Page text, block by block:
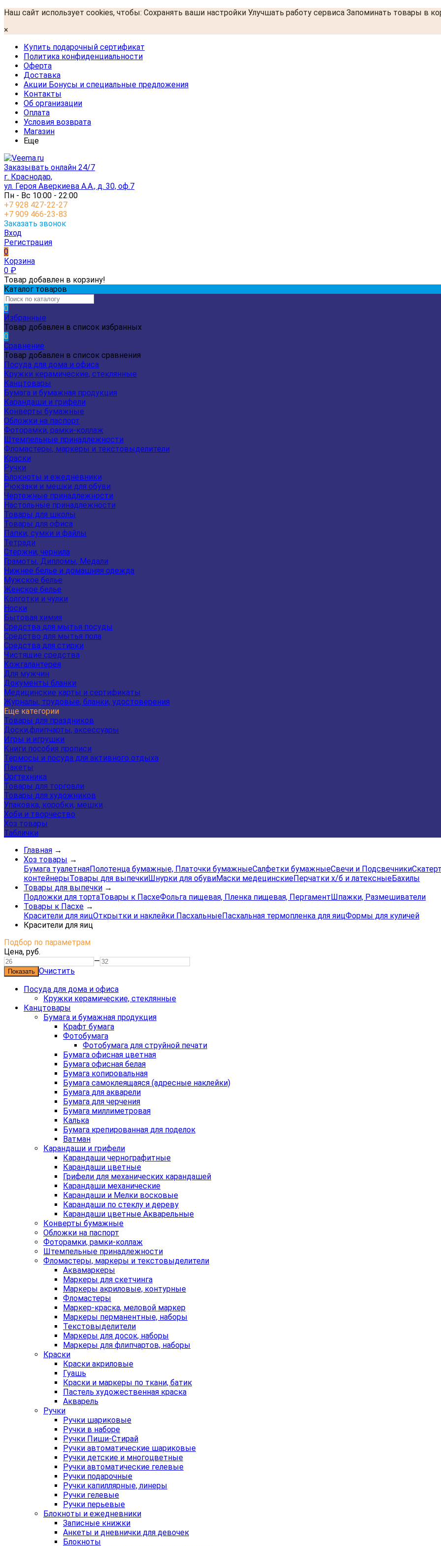
Наш сайт использует cookies, чтобы: Сохранять ваши настройки Улучшать работу сервиса Запоминать товары в
×
Купить подарочный сертификат
Политика конфиденциальности
Оферта
Доставка
Акции Бонусы и специальные предложения
Контакты
Об организации
Оплата
Условия возврата
Магазин
Еще
Заказывать онлайн 24/7
г. Краснодар,
ул. Героя Аверкиева А.А., д. 30, оф.7
Пн - Вс 10:00 - 22:00
+7 928 427-22-27
+7 909 466-23-83
Заказать звонок
Вход
Регистрация
0
Корзина
0 ₽
Товар добавлен в корзину!
Каталог товаров
0
Избранные
Товар добавлен в список избранных
0
Сравнение
Товар добавлен в список сравнения
Посуда для дома и офиса
Кружки керамические, стеклянные
Канцтовары
Бумага и бумажная продукция
Карандаши и грифели
Конверты бумажные
Обложки на паспорт
Фоторамки, рамки-коллаж
Штемпельные принадлежности
Фломастеры, маркеры и текстовыделители
Краски
Ручки
Блокноты и ежедневники
Рюкзаки и мешки для обуви
Чертежные принадлежности
Настольные принадлежности
Товары для школы
Товары для офиса
Папки, сумки и файлы
Тетради
Стержни, чернила
Грамоты, Дипломы, Медали
Нижнее белье и домашняя одежда
Мужское белье
Женское белье
Колготки и чулки
Носки
Бытовая химия
Средства для мытья посуды
Средство для мытья пола
Средства для стирки
Чистящие средства
Кожгалантерея
Для мужчин
Документы бланки
Медицинские карты и сертификаты
Журналы, трудовые, бланки, удостоверения
Еще категории
Товары для праздников
Доски,флипчарты, аксессуары
Игры и игрушки
Книги пособия прописи
Термосы и посуда для активного отдыха
Пакеты
Оргтехника
Товары для торговли
Товары для художников
Упаковка, коробки, мешки
Хоби и творчество
Хоз товары
Таблички
Главная →
Хоз товары →
Бумага туалетнаяПолотенца бумажные, Платочки бумажныеСалфетки бумажныеСвечи и Подсвечники
контейнерыТовары для выпечкиШнурки для обувиМаски медецинскиеПерчатки х/б и латексныеБахилы
Товары для выпечки →
Подложки для тортаТовары к ПасхеФольга пищевая, Пленка пищевая, ПергаментШпажки, Размешиватели
Товары к Пасхе →
Красители для яицОткрытки и наклейки ПасхальныеПасхальная термопленка для яицФормы для куличей
Красители для яиц
Подбор по параметрам
Цена, руб.
—
Очистить
Посуда для дома и офиса
Кружки керамические, стеклянные
Канцтовары
Бумага и бумажная продукция
Крафт бумага
Фотобумага
Фотобумага для струйной печати
Бумага офисная цветная
Бумага офисная белая
Бумага копировальная
Бумага самоклеящаяся (адресные наклейки)
Бумага для акварели
Бумага для черчения
Бумага миллиметровая
Калька
Бумага крепированная для поделок
Ватман
Карандаши и грифели
Карандаши чернографитные
Карандаши цветные
Грифели для механических карандашей
Карандаши механические
Карандаши и Мелки восковые
Карандаши по стеклу и дереву
Карандаши цветные Акварельные
Конверты бумажные
Обложки на паспорт
Фоторамки, рамки-коллаж
Штемпельные принадлежности
Фломастеры, маркеры и текстовыделители
Аквамаркеры
Маркеры для скетчинга
Маркеры акриловые, контурные
Фломастеры
Маркер-краска, меловой маркер
Маркеры перманентные, наборы
Текстовыделители
Маркеры для досок, наборы
Маркеры для флипчартов, наборы
Краски
Краски акриловые
Гуашь
Краски и маркеры по ткани, батик
Пастель художественная краска
Акварель
Ручки
Ручки шариковые
Ручки в наборе
Ручки Пиши-Стирай
Ручки автоматические шариковые
Ручки детские и многоцветные
Ручки автоматические гелевые
Ручки подарочные
Ручки капиллярные, линеры
Ручки гелевые
Ручки перьевые
Блокноты и ежедневники
Записные книжки
Анкеты и дневнички для девочек
Блокноты